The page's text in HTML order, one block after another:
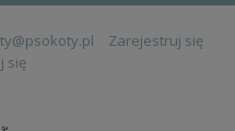
Zarejestruj się
się